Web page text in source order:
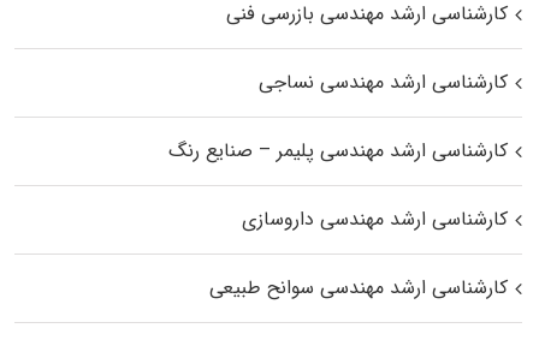
کارشناسی ارشد مهندسی بازرسی فنی
کارشناسی ارشد مهندسی نساجی
کارشناسی ارشد مهندسی پلیمر – صنایع رنگ
کارشناسی ارشد مهندسی داروسازی
کارشناسی ارشد مهندسی سوانح طبیعی